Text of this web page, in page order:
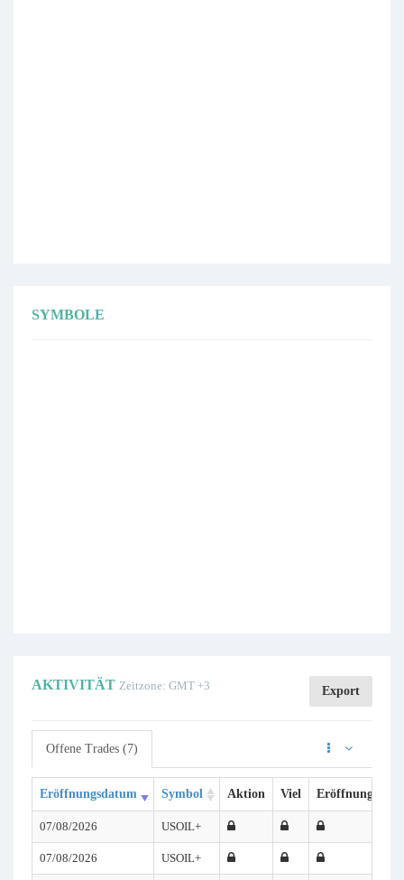
SYMBOLE
AKTIVITÄT Zeitzone: GMT +3 Export
Offene Trades (7)
Eröffnungsdatum Symbol Aktion Viel Eröffnungspreis
07/08/2026 USOIL+
07/08/2026 USOIL+